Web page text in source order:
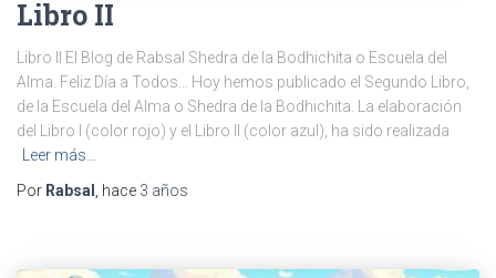
Libro II
Libro II El Blog de Rabsal Shedra de la Bodhichita o Escuela del
Alma. Feliz Día a Todos… Hoy hemos publicado el Segundo Libro,
de la Escuela del Alma o Shedra de la Bodhichita. La elaboración
del Libro I (color rojo) y el Libro II (color azul), ha sido realizada
Leer más…
Por Rabsal , hace 3 años